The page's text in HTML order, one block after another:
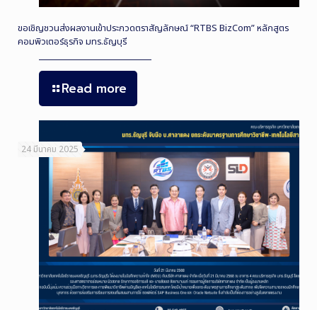
ขอเชิญชวนส่งผลงานเข้าประกวดตราสัญลักษณ์ “RTBS BizCom” หลักสูตร
คอมพิวเตอร์ธุรกิจ มทร.ธัญบุรี
Read more
24 มีนาคม 2025